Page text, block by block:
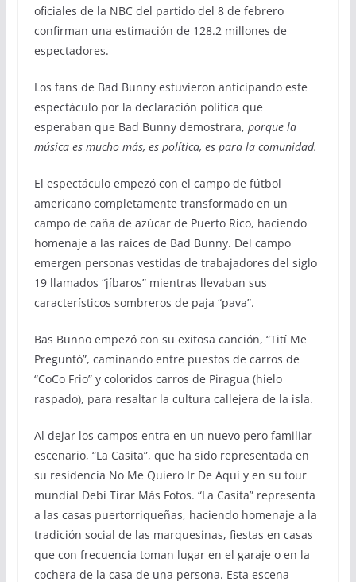
oficiales de la NBC del partido del 8 de febrero
confirman una estimación de 128.2 millones de
espectadores.
Los fans de Bad Bunny estuvieron anticipando este
espectáculo por la declaración política que
esperaban que Bad Bunny demostrara, porque la
música es mucho más, es política, es para la comunidad.
El espectáculo empezó con el campo de fútbol
americano completamente transformado en un
campo de caña de azúcar de Puerto Rico, haciendo
homenaje a las raíces de Bad Bunny. Del campo
emergen personas vestidas de trabajadores del siglo
19 llamados “jíbaros” mientras llevaban sus
característicos sombreros de paja “pava”.
Bas Bunno empezó con su exitosa canción, “Tití Me
Preguntó”, caminando entre puestos de carros de
“CoCo Frio” y coloridos carros de Piragua (hielo
raspado), para resaltar la cultura callejera de la isla.
Al dejar los campos entra en un nuevo pero familiar
escenario, “La Casita”, que ha sido representada en
su residencia No Me Quiero Ir De Aquí y en su tour
mundial Debí Tirar Más Fotos. “La Casita” representa
a las casas puertorriqueñas, haciendo homenaje a la
tradición social de las marquesinas, fiestas en casas
que con frecuencia toman lugar en el garaje o en la
cochera de la casa de una persona. Esta escena